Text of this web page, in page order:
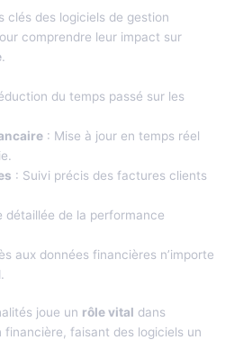
clés des logiciels de gestion
comprendre leur impact sur
.
du temps passé sur les
: Mise à jour en temps réel
: Suivi précis des factures clients
détaillée de la performance
aux données financières n’importe
joue un rôle vital dans
financière, faisant des logiciels un